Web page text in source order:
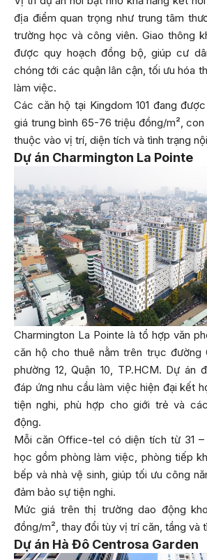
địa điểm quan trọng như trung tâm
trường học và công viên. Giao thông
được quy hoạch đồng bộ, giúp cư
chóng tới các quận lân cận, tối ưu hóa
làm việc.
Các căn hộ tại Kingdom 101 đang
giá trung bình 65-76 triệu đồng/m²,
thuộc vào vị trí, diện tích và tình trạng
Dự án Charmington La Pointe
Charmington La Pointe là tổ hợp văn
căn hộ cho thuê nằm trên trục đường
phường 12, Quận 10, TP.HCM. Dự án
đáp ứng nhu cầu làm việc hiện đại kết
tiện nghi, phù hợp cho giới trẻ và
động.
Mỗi căn Office-tel có diện tích từ 31
học gồm phòng làm việc, phòng tiếp
bếp và nhà vệ sinh, giúp tối ưu công
đảm bảo sự tiện nghi.
Mức giá trên thị trường dao động
đồng/m², thay đổi tùy vị trí căn, tầng và
Dự án Hà Đô Centrosa Garden